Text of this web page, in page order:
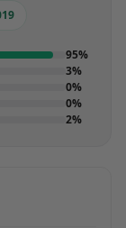
95%
3%
0%
0%
2%